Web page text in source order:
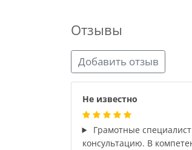
Отзывы
Добавить отзыв
Не известно
Грамотные
консультацию. В